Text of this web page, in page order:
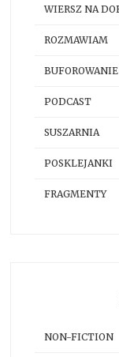
WIERSZ NA
ROZMAWIAM
BUFOROWANIE
PODCAST
SUSZARNIA
POSKLEJANKI
FRAGMENTY
NON-FICTION